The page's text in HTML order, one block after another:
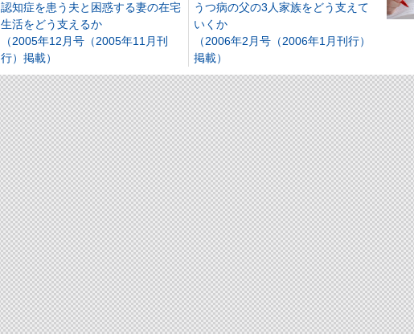
認知症を患う夫と困惑する妻の在宅
生活をどう支えるか
（2005年12月号（2005年11月刊
行）掲載）
うつ病の父の3人家族をどう支えて
いくか
（2006年2月号（2006年1月刊行）
掲載）